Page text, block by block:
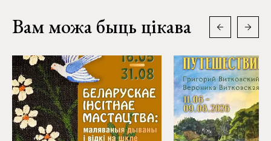
Вам можа быць цікава